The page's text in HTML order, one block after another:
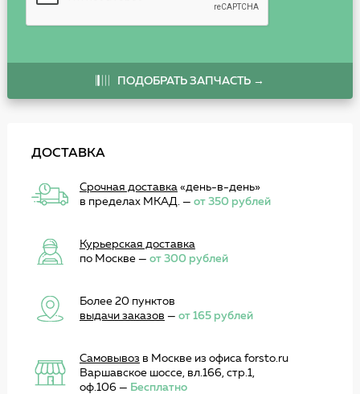
ПОДОБРАТЬ ЗАПЧАСТЬ →
ДОСТАВКА
Срочная доставка«день-в-день»
в пределах МКАД. — от 350 рублей
Курьерская доставка
по Москве — от 300 рублей
Более 20 пунктов
выдачи заказов — от 165 рублей
Самовывоз в Москве из офиса forsto.ru
Варшавское шоссе, вл.166, стр.1,
оф.106 — Бесплатно